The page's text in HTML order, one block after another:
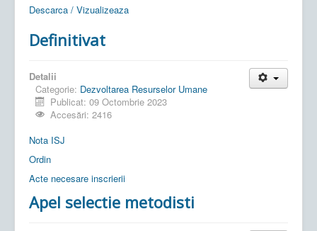
Descarca / Vizualizeaza
Definitivat
Detalii
Categorie: Dezvoltarea Resurselor Umane
Publicat: 09 Octombrie 2023
Accesări: 2416
Nota ISJ
Ordin
Acte necesare inscrierii
Apel selectie metodisti